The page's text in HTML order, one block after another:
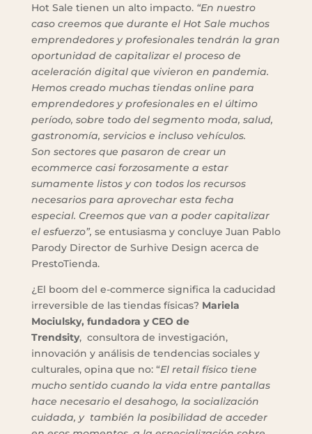
Hot Sale tienen un alto impacto. “En nuestro
caso creemos que durante el Hot Sale muchos
emprendedores y profesionales tendrán la gran
oportunidad de capitalizar el proceso de
aceleración digital que vivieron en pandemia.
Hemos creado muchas tiendas online para
emprendedores y profesionales en el último
período, sobre todo del segmento moda, salud,
gastronomía, servicios e incluso vehículos.
Son sectores que pasaron de crear un
ecommerce casi forzosamente a estar
sumamente listos y con todos los recursos
necesarios para aprovechar esta fecha
especial. Creemos que van a poder capitalizar
el esfuerzo”, se entusiasma y concluye Juan Pablo
Parody Director de Surhive Design acerca de
PrestoTienda.
¿El boom del e-commerce significa la caducidad
irreversible de las tiendas físicas? Mariela
Mociulsky, fundadora y CEO de
Trendsity, consultora de investigación,
innovación y análisis de tendencias sociales y
culturales, opina que no: “El retail físico tiene
mucho sentido cuando la vida entre pantallas
hace necesario el desahogo, la socialización
cuidada, y también la posibilidad de acceder